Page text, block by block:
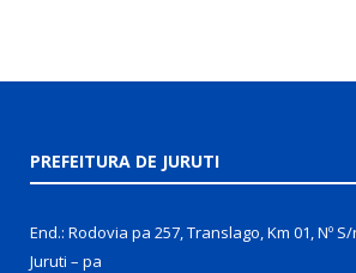
PREFEITURA DE JURUTI
End.: Rodovia pa 257, Translago, Km 01, Nº
Juruti – pa